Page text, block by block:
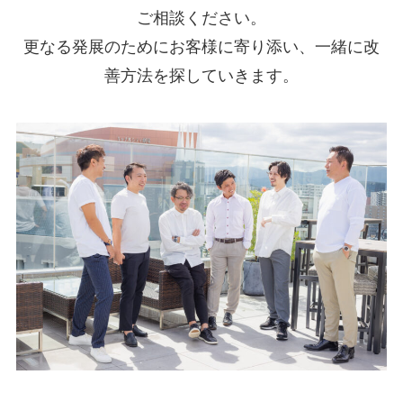
ご相談ください。
更なる発展のためにお客様に寄り添い、一緒に改
善方法を探していきます。